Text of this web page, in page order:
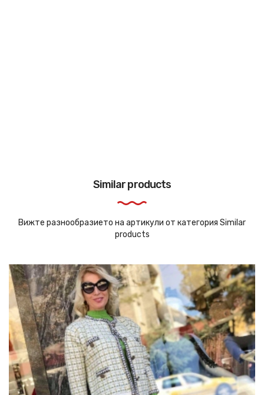
Similar products
Вижте разнообразието на артикули от категория Similar
products